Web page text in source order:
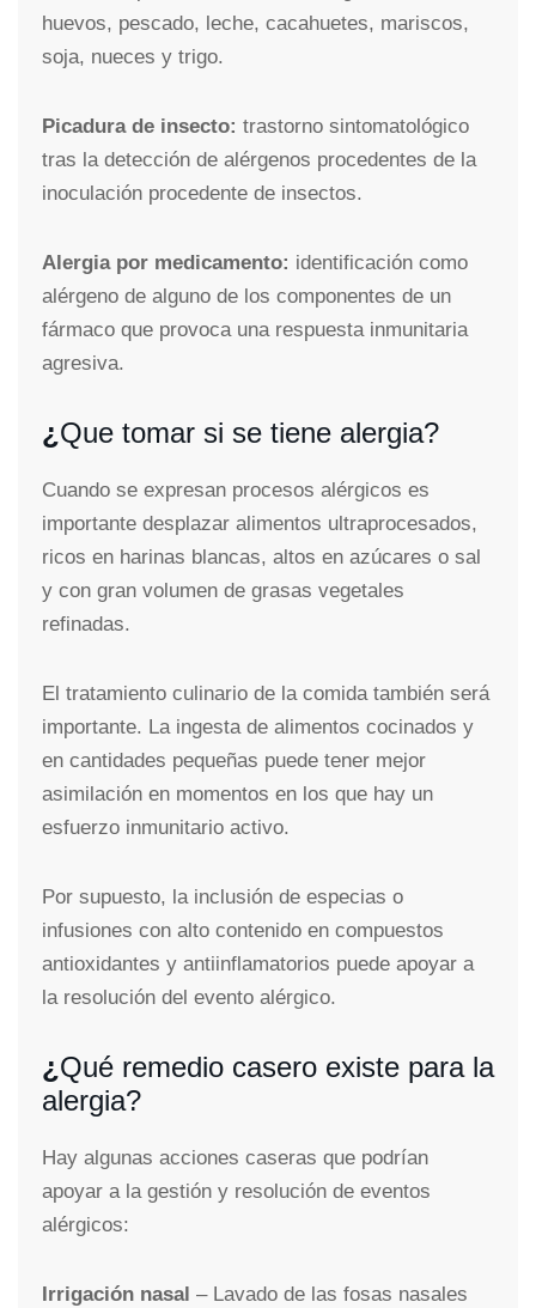
huevos, pescado, leche, cacahuetes, mariscos,
soja, nueces y trigo.
Picadura de insecto: trastorno sintomatológico
tras la detección de alérgenos procedentes de la
inoculación procedente de insectos.
Alergia por medicamento: identificación como
alérgeno de alguno de los componentes de un
fármaco que provoca una respuesta inmunitaria
agresiva.
¿ Que tomar si se tiene alergia?
Cuando se expresan procesos alérgicos es
importante desplazar alimentos ultraprocesados,
ricos en harinas blancas, altos en azúcares o sal
y con gran volumen de grasas vegetales
refinadas.
El tratamiento culinario de la comida también será
importante. La ingesta de alimentos cocinados y
en cantidades pequeñas puede tener mejor
asimilación en momentos en los que hay un
esfuerzo inmunitario activo.
Por supuesto, la inclusión de especias o
infusiones con alto contenido en compuestos
antioxidantes y antiinflamatorios puede apoyar a
la resolución del evento alérgico.
¿ Qué remedio casero existe para la
alergia?
Hay algunas acciones caseras que podrían
apoyar a la gestión y resolución de eventos
alérgicos:
Irrigación nasal – Lavado de las fosas nasales